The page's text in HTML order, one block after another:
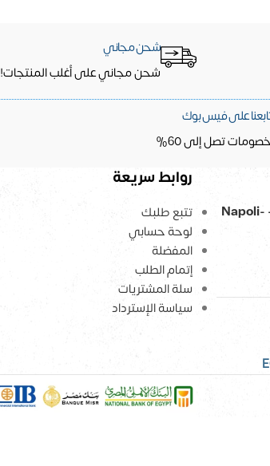
شحن مجاني
شحن مجاني على أغلب المنتجات!
على فيس بوك
خصومات تصل إلى 60%
ورق حائط 5 متر مربع - Napoli-
روابط سريعة
تتبع طلبك
لوحة حسابي
المفضلة
إتمام الطلب
سلة المشتريات
سياسة الإسترداد